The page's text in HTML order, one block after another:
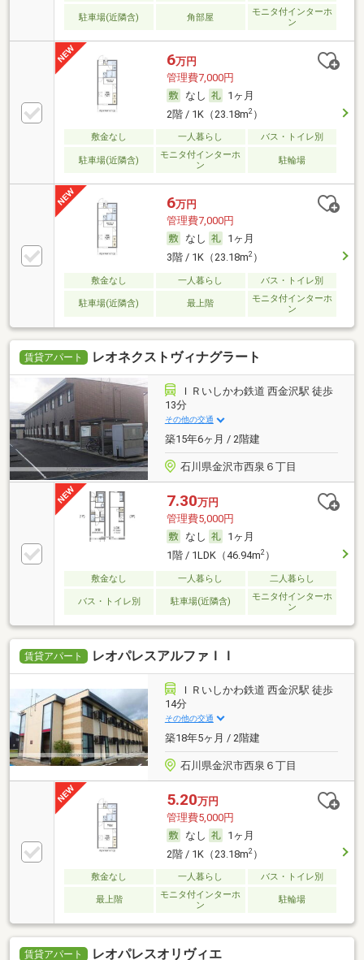
駐車場(近隣含) 角部屋
モニタ付インターホ
ン
6万円
管理費7,000円
なし
1ヶ月
2階 / 1K（23.18m2）
敷金なし 一人暮らし バス・トイレ別
駐車場(近隣含)
モニタ付インターホ
ン
駐輪場
6万円
管理費7,000円
なし
1ヶ月
3階 / 1K（23.18m2）
敷金なし 一人暮らし バス・トイレ別
駐車場(近隣含) 最上階
モニタ付インターホ
ン
賃貸アパート レオネクストヴィナグラート
ＩＲいしかわ鉄道 西金沢駅 徒歩
13分
その他の交通
築15年6ヶ月 / 2階建
石川県金沢市西泉６丁目
7.30万円
管理費5,000円
なし
1ヶ月
1階 / 1LDK（46.94m2）
敷金なし 一人暮らし 二人暮らし
バス・トイレ別 駐車場(近隣含)
モニタ付インターホ
ン
賃貸アパート レオパレスアルファＩＩ
ＩＲいしかわ鉄道 西金沢駅 徒歩
14分
その他の交通
築18年5ヶ月 / 2階建
石川県金沢市西泉６丁目
5.20万円
管理費5,000円
なし
1ヶ月
2階 / 1K（23.18m2）
敷金なし 一人暮らし バス・トイレ別
最上階
モニタ付インターホ
ン
駐輪場
賃貸アパート レオパレスオリヴィエ